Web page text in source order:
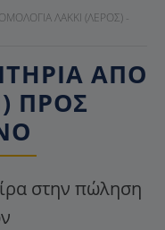
ΛΑΚΚΊ (ΛΈΡΟΣ) -
ΑΠΌ
ΠΡΟΣ
στην πώληση